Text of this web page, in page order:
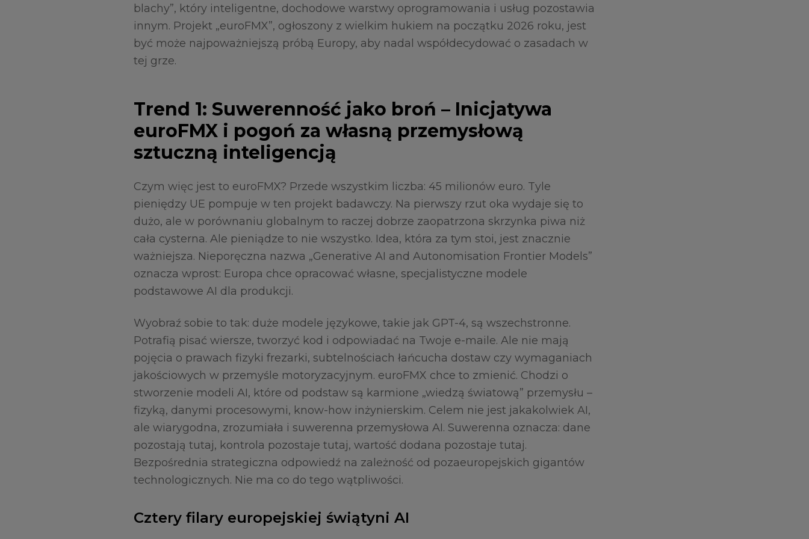
blachy”, który inteligentne, dochodowe warstwy oprogramowania i usług pozostawia
innym. Projekt „euroFMX”, ogłoszony z wielkim hukiem na początku 2026 roku, jest
być może najpoważniejszą próbą Europy, aby nadal współdecydować o zasadach w
tej grze.
Trend 1: Suwerenność jako broń – Inicjatywa
euroFMX i pogoń za własną przemysłową
sztuczną inteligencją
Czym więc jest to euroFMX? Przede wszystkim liczba: 45 milionów euro. Tyle
pieniędzy UE pompuje w ten projekt badawczy. Na pierwszy rzut oka wydaje się to
dużo, ale w porównaniu globalnym to raczej dobrze zaopatrzona skrzynka piwa niż
cała cysterna. Ale pieniądze to nie wszystko. Idea, która za tym stoi, jest znacznie
ważniejsza. Nieporęczna nazwa „Generative AI and Autonomisation Frontier Models”
oznacza wprost: Europa chce opracować własne, specjalistyczne modele
podstawowe AI dla produkcji.
Wyobraź sobie to tak: duże modele językowe, takie jak GPT-4, są wszechstronne.
Potrafią pisać wiersze, tworzyć kod i odpowiadać na Twoje e-maile. Ale nie mają
pojęcia o prawach fizyki frezarki, subtelnościach łańcucha dostaw czy wymaganiach
jakościowych w przemyśle motoryzacyjnym. euroFMX chce to zmienić. Chodzi o
stworzenie modeli AI, które od podstaw są karmione „wiedzą światową” przemysłu –
fizyką, danymi procesowymi, know-how inżynierskim. Celem nie jest jakakolwiek AI,
ale wiarygodna, zrozumiała i suwerenna przemysłowa AI. Suwerenna oznacza: dane
pozostają tutaj, kontrola pozostaje tutaj, wartość dodana pozostaje tutaj.
Bezpośrednia strategiczna odpowiedź na zależność od pozaeuropejskich gigantów
technologicznych. Nie ma co do tego wątpliwości.
Cztery filary europejskiej świątyni AI